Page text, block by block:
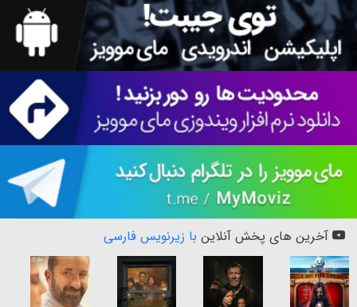
آخرین های پخش آنلاین با زیرنویس فارسی